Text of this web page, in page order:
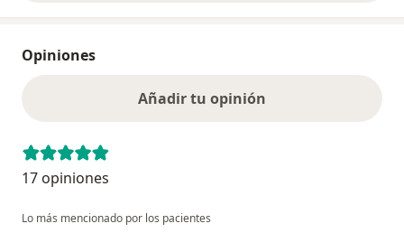
Opiniones
Añadir tu opinión
17 opiniones
Lo más mencionado por los pacientes